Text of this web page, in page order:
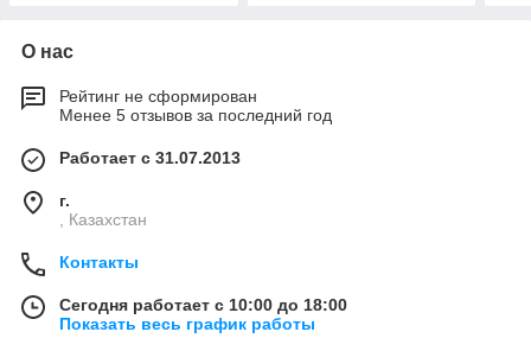
О нас
Рейтинг не сформирован
Менее 5 отзывов за последний год
Работает с 31.07.2013
г.
, Казахстан
Контакты
Сегодня работает с 10:00 до 18:00
Показать весь график работы